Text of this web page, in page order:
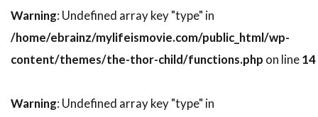
スーザン・ワトキンス
スージー・エイミス
スージー・カーツ
スー・アームストロング
ズハイル・ハダド
ズラッコ・ブリッチ
Warning: Undefined array key "type" in
/home/ebrainz/mylifeismovie.com/public_html/wp-
content/themes/the-thor-child/functions.php on line14
Warning: Undefined array key "type" in